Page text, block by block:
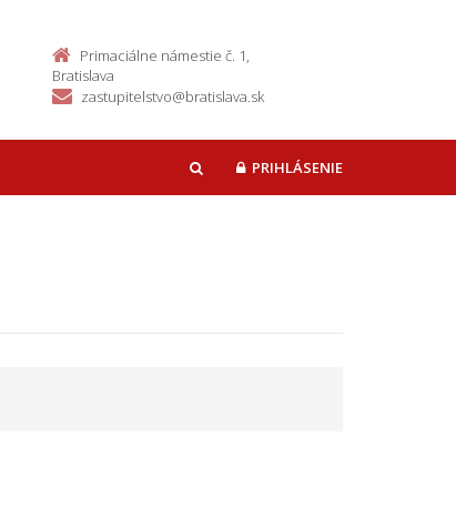
Primaciálne námestie č. 1,
Bratislava
zastupitelstvo@bratislava.sk
HĽADAŤPRIHLÁSENIE